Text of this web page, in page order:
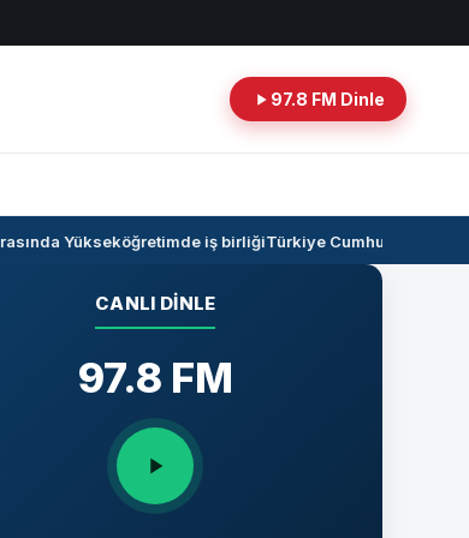
97.8 FM Dinle
Yükseköğretimde iş birliğiTürkiye Cumhuriyeti -Irak
CANLI DINLE
97.8 FM